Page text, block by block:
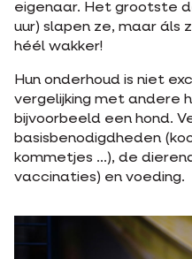
eigenaar. Het grootste
uur) slapen ze, maar áls
héél wakker!
Hun onderhoud is niet
vergelijking met andere
bijvoorbeeld een hond.
basisbenodigdheden
kommetjes ...), de
vaccinaties) en voeding.